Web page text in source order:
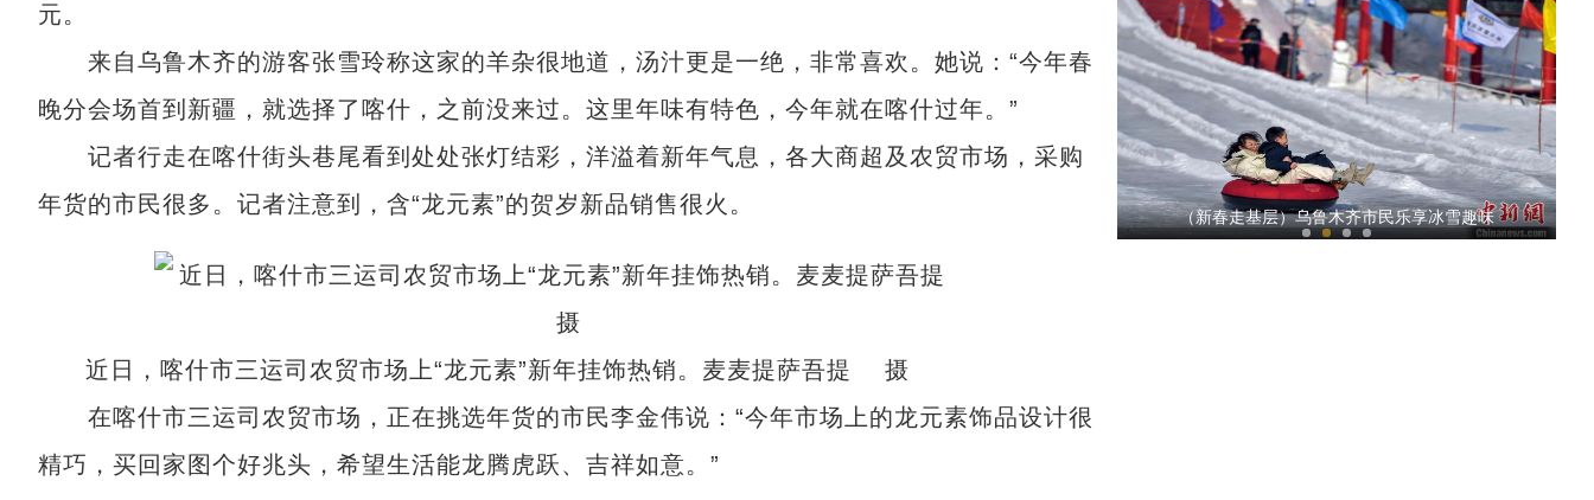
元。
来自乌鲁木齐的游客张雪玲称这家的羊杂很地道，汤汁更是一绝，非常喜欢。她说：“今年春
晚分会场首到新疆，就选择了喀什，之前没来过。这里年味有特色，今年就在喀什过年。”
记者行走在喀什街头巷尾看到处处张灯结彩，洋溢着新年气息，各大商超及农贸市场，采购
年货的市民很多。记者注意到，含“龙元素”的贺岁新品销售很火。
近日，喀什市三运司农贸市场上“龙元素”新年挂饰热销。麦麦提萨吾提 摄
在喀什市三运司农贸市场，正在挑选年货的市民李金伟说：“今年市场上的龙元素饰品设计很
精巧，买回家图个好兆头，希望生活能龙腾虎跃、吉祥如意。”
【新春纪事】探访新疆霍尔果斯口岸 果蔬商品
（新春走基层）乌鲁木齐市民乐享冰雪趣味